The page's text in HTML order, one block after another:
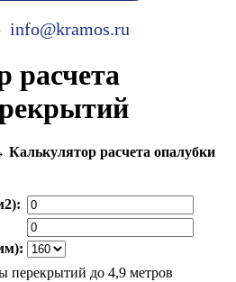
info@kramos.ru
расчета
Калькулятор расчета опалубки
перекрытий до 4,9 метров